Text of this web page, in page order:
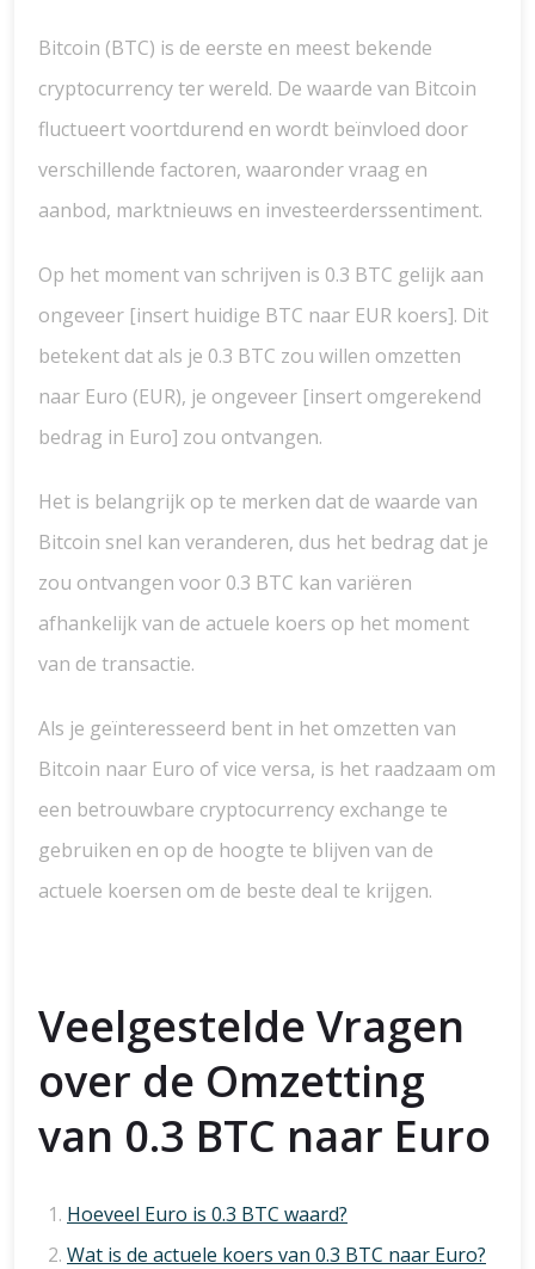
Bitcoin (BTC) is de eerste en meest bekende
cryptocurrency ter wereld. De waarde van Bitcoin
fluctueert voortdurend en wordt beïnvloed door
verschillende factoren, waaronder vraag en
aanbod, marktnieuws en investeerderssentiment.
Op het moment van schrijven is 0.3 BTC gelijk aan
ongeveer [insert huidige BTC naar EUR koers]. Dit
betekent dat als je 0.3 BTC zou willen omzetten
naar Euro (EUR), je ongeveer [insert omgerekend
bedrag in Euro] zou ontvangen.
Het is belangrijk op te merken dat de waarde van
Bitcoin snel kan veranderen, dus het bedrag dat je
zou ontvangen voor 0.3 BTC kan variëren
afhankelijk van de actuele koers op het moment
van de transactie.
Als je geïnteresseerd bent in het omzetten van
Bitcoin naar Euro of vice versa, is het raadzaam om
een betrouwbare cryptocurrency exchange te
gebruiken en op de hoogte te blijven van de
actuele koersen om de beste deal te krijgen.
Veelgestelde Vragen
over de Omzetting
van 0.3 BTC naar Euro
Hoeveel Euro is 0.3 BTC waard?
Wat is de actuele koers van 0.3 BTC naar Euro?